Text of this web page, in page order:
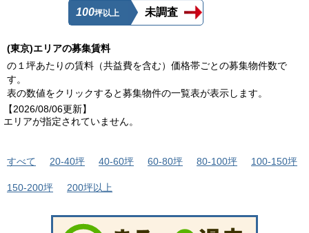
100坪以上 未調査
(東京)エリアの募集賃料
の１坪あたりの賃料（共益費を含む）価格帯ごとの募集物件数で
す。
表の数値をクリックすると募集物件の一覧表が表示します。
【2026/08/06更新】
エリアが指定されていません。
すべて 20-40坪 40-60坪 60-80坪 80-100坪 100-150坪
150-200坪 200坪以上